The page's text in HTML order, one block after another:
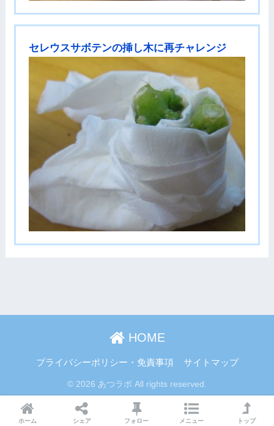
セレウスサボテンの挿し木に再チャレンジ
HOME
プライバシーポリシー・免責事項 サイトマップ
© 2026 あつラボ All rights reserved.
ホーム シェア フォロー メニュー トップ